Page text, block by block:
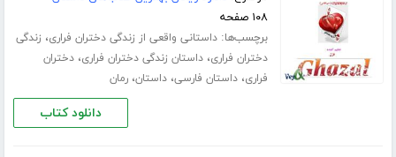
۱۰۸ صفحه
برچسب‌ها:داستانی واقعی از زندگی دختران فراری، زندگی
دختران فراری،داستان زندگی دختران فراری،دختران
فراری،داستان فارسی،داستان،رمان
دانلود کتاب